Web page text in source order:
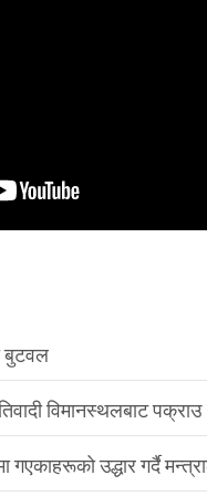
बुटवल
विमानस्थलबाट पक्राउ
गएकाहरूको उद्धार गर्दै